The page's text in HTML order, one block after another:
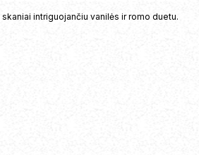
intriguojančiu vanilės ir romo duetu.